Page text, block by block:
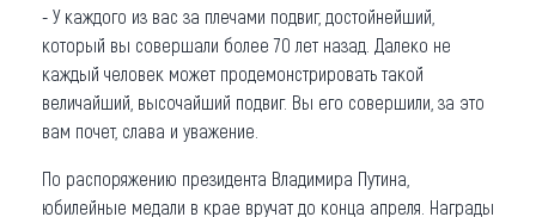
- У каждого из вас за плечами подвиг, достойнейший,
который вы совершали более 70 лет назад. Далеко не
каждый человек может продемонстрировать такой
величайший, высочайший подвиг. Вы его совершили, за это
вам почет, слава и уважение.
По распоряжению президента Владимира Путина,
юбилейные медали в крае вручат до конца апреля. Награды